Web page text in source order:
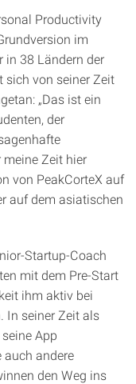
Productivity
im
in 38 Ländern der
sich von seiner Zeit
„Das ist ein
der
Zeit hier
von PeakCorteX auf
auf dem asiatischen
Startup-Coach
mit dem Pre-Start
ihm aktiv bei
In seiner Zeit als
App
auch andere
den Weg ins